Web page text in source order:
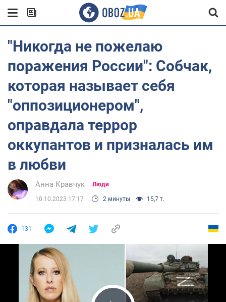
"Никогда не пожелаю
поражения России": Собчак,
которая называет себя
"оппозиционером",
оправдала террор
оккупантов и призналась им
в любви
Анна Кравчук Люди
10.10.2023 17:17 2 минуты 15,7 т.
131